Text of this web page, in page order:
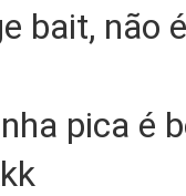
bait, não
pica é